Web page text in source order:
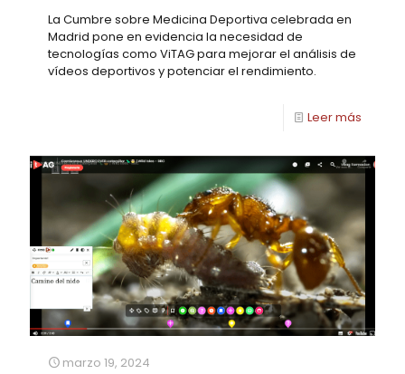
La Cumbre sobre Medicina Deportiva celebrada en
Madrid pone en evidencia la necesidad de
tecnologías como ViTAG para mejorar el análisis de
vídeos deportivos y potenciar el rendimiento.
Leer más
marzo 19, 2024